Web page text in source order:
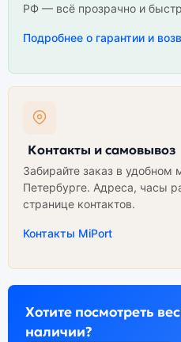
РФ — всё прозрачно и
Подробнее о гарантии и
Контакты и самовывоз
Забирайте заказ в удобном
Петербурге. Адреса, часы
странице контактов.
Контакты MiPort
Хотите посмотреть
наличии?